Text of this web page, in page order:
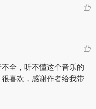
全，听不懂这个音乐的
喜欢，感谢作者给我带